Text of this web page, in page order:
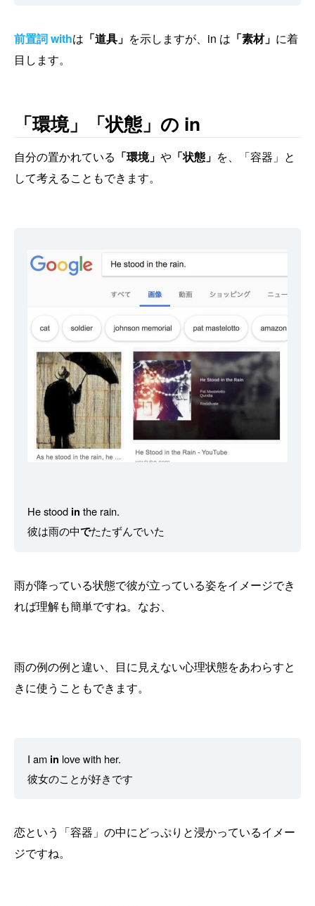
前置詞 withは 「道具」 を示しますが、in は 「素材」 に着
目します。
「環境」「状態」の in
自分の置かれている 「環境」 や 「状態」 を、「容器」と
して考えることもできます。
He stood in the rain.
彼は雨の中でたたずんでいた
雨が降っている状態で彼が立っている姿をイメージでき
れば理解も簡単ですね。なお、
雨の例の例と違い、目に見えない心理状態をあわらすと
きに使うこともできます。
I am in love with her.
彼女のことが好きです
恋という「容器」の中にどっぷりと浸かっているイメー
ジですね。